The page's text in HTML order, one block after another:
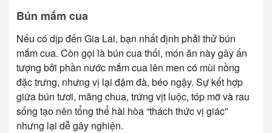
Bún mắm cua
Nếu có dịp đến Gia Lai, bạn nhất định phải thử bún
mắm cua. Còn gọi là bún cua thối, món ăn này gây ấn
tượng bởi phần nước mắm cua lên men có mùi nồng
đặc trưng, nhưng vị lại đậm đà, béo ngậy. Sự kết hợp
giữa bún tươi, măng chua, trứng vịt luộc, tóp mỡ và rau
sống tạo nên tổng thể hài hòa “thách thức vị giác”
nhưng lại dễ gây nghiện.